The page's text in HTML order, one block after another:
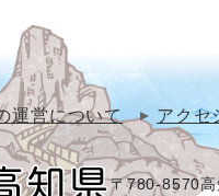
運営について アクセ
〒780-8570